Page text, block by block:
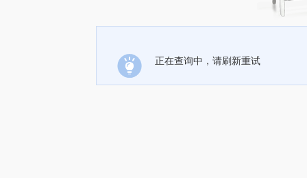
正在查询中，请刷新重试